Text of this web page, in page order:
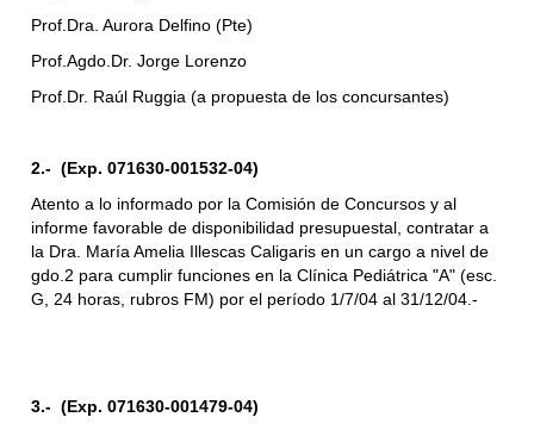
Prof.Dra. Aurora Delfino (Pte)
Prof.Agdo.Dr. Jorge Lorenzo
Prof.Dr. Raúl Ruggia (a propuesta de los concursantes)
2.- (Exp. 071630-001532-04)
Atento a lo informado por la Comisión de Concursos y al
informe favorable de disponibilidad presupuestal, contratar a
la Dra. María Amelia Illescas Caligaris en un cargo a nivel de
gdo.2 para cumplir funciones en la Clínica Pediátrica "A" (esc.
G, 24 horas, rubros FM) por el período 1/7/04 al 31/12/04.-
3.- (Exp. 071630-001479-04)